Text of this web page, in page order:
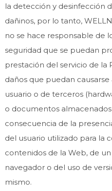
la detección y desinfección
dañinos, por lo tanto,
no se hace responsable de
seguridad que se puedan
prestación del servicio de la
daños que puedan
usuario o de terceros
o documentos
consecuencia de la
del usuario utilizado para la
contenidos de la Web, de
navegador o del uso de
mismo.